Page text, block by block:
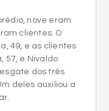
nove eram
clientes. O
49, e as clientes
57, e Nivaldo
dos três
deles auxiliou a